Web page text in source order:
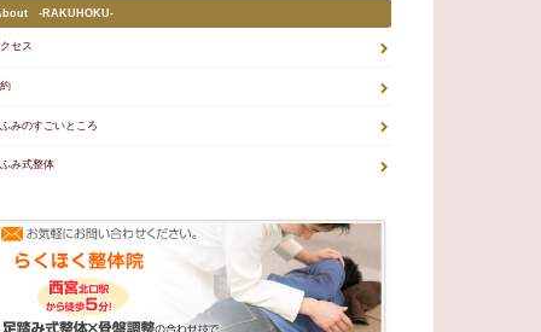
-RAKUHOKU-
セス
みのすごいところ
み式整体